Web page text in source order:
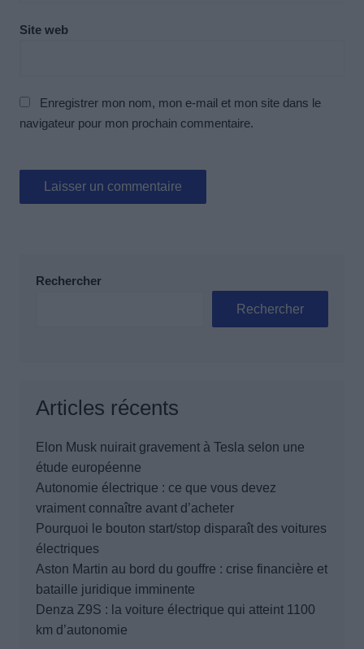
Site web
Enregistrer mon nom, mon e-mail et mon site dans le
navigateur pour mon prochain commentaire.
Rechercher
Rechercher
Articles récents
Elon Musk nuirait gravement à Tesla selon une
étude européenne
Autonomie électrique : ce que vous devez
vraiment connaître avant d’acheter
Pourquoi le bouton start/stop disparaît des voitures
électriques
Aston Martin au bord du gouffre : crise financière et
bataille juridique imminente
Denza Z9S : la voiture électrique qui atteint 1100
km d’autonomie